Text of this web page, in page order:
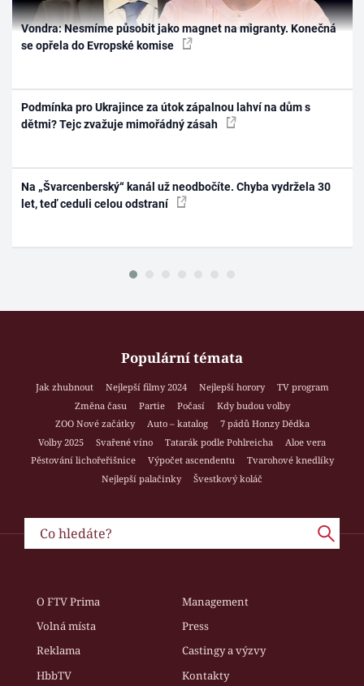
Vondra: Nesmíme působit jako magnet na migranty. Konečná
se opřela do Evropské komise
Podmínka pro Ukrajince za útok zápalnou lahví na dům s
dětmi? Tejc zvažuje mimořádný zásah
Na „Švarcenberský“ kanál už neodbočíte. Chyba vydržela 30
let, teď ceduli celou odstraní
Populární témata
Jak zhubnout Nejlepší filmy 2024 Nejlepší horory
TV program
Změna času
Partie Počasí
Kdy budou volby
ZOO Nové začátky
Auto – katalog
7 pádů Honzy Dědka
Volby 2025
Svařené víno Tatarák podle Pohlreicha
Aloe vera
Pěstování lichořeřišnice
Výpočet ascendentu
Tvarohové knedlíky
Nejlepší palačinky
Švestkový koláč
O FTV Prima
Management
Volná místa
Press
Reklama
Castingy a výzvy
HbbTV
Kontakty